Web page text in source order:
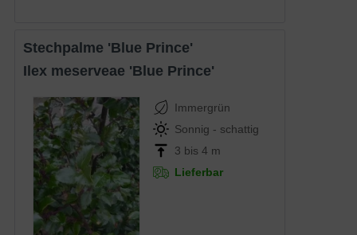
Stechpalme 'Blue Prince'
Ilex meserveae 'Blue Prince'
Immergrün
Sonnig - schattig
3 bis 4 m
Lieferbar